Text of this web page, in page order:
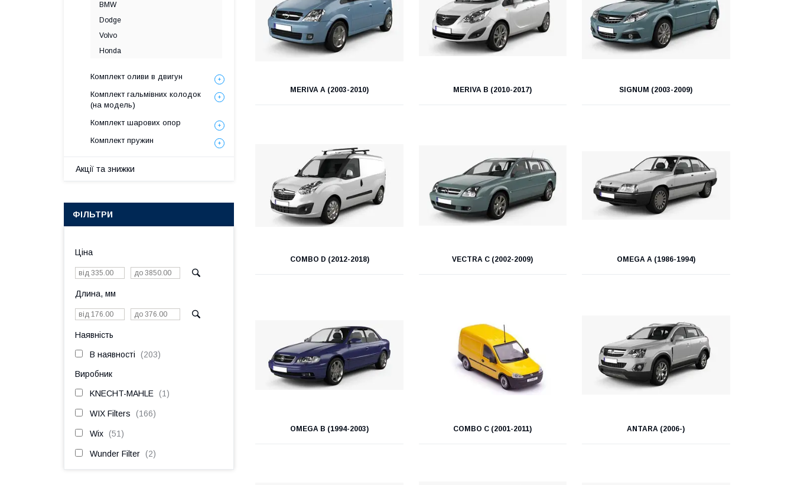
MERIVA A (2003-2010) MERIVA B (2010-2017) SIGNUM (2003-2009)
COMBO D (2012-2018) VECTRA C (2002-2009) OMEGA A (1986-1994)
OMEGA B (1994-2003) COMBO C (2001-2011) ANTARA (2006-)
BMW
Dodge
Volvo
Honda
Комплект оливи в двигун
Комплект гальмівних колодок
(на модель)
Комплект шарових опор
Комплект пружин
Акції та знижки
ФІЛЬТРИ
Ціна
Длина, мм
Наявність
В наявності 203
Виробник
KNECHT-MAHLE 1
WIX Filters 166
Wix 51
Wunder Filter 2